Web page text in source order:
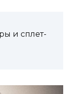
и сплет­